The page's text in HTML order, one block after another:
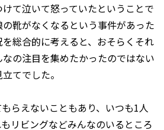
て泣いて怒っていたということで
靴がなくなるという事件があった
総合的に考えると、おそらくそれ
の注目を集めたかったのではない
てでした。
らえないこともあり、いつも1人
リビングなどみんなのいるところ